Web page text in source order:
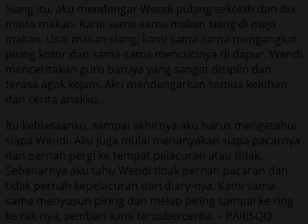
Siang itu, aku mendengar Wendi pulang sekolah dan dia
minta makan. Kami sama-sama makan siang di meja
makan. Usai makan siang, kami sama-sama mengangkat
piring kotor dan sama-sama mencucinya di dapur. Wendi
menceritakan guru baruya yang sangat disiplin dan
terasa agak kejam. Aku mendengarkan semua keluhan
dan cerita anakku.
Itu kebiasaanku, sampai akhirnya aku harus mengetahui
siapa Wendi. Aku juga mulai menanyakan siapa pacarnya
dan pernah pergi ke tempat pelacuran atau tidak.
Sebenarnya aku tahu Wendi tidak pernah pacaran dan
tidak pernah kepelacuran dari diary-nya. Kami sama-
sama menyusun piring dan melap piring sampai ke ring
ke rak-nya, sembari kami terusbercerita. – PARISQQ